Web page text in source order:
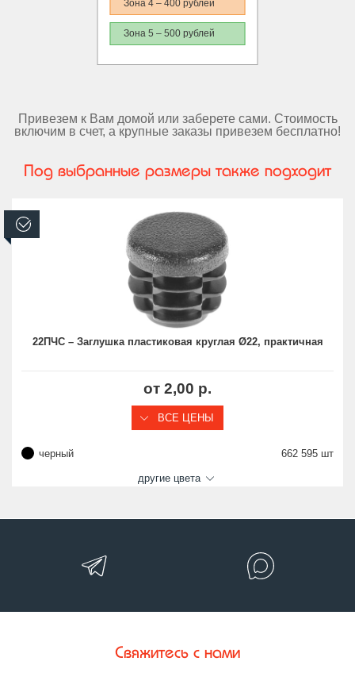
Зона 4 – 400 рублей
Зона 5 – 500 рублей
Привезем к Вам домой или заберете сами. Стоимость
включим в счет, а крупные заказы привезем бесплатно!
Под выбранные размеры также подходит
22ПЧС – Заглушка пластиковая круглая Ø22, практичная
от 2,00 р.
ВСЕ ЦЕНЫ
черный 662 595 шт
другие цвета
Свяжитесь с нами